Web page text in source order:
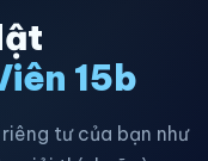
15b
tư của bạn như